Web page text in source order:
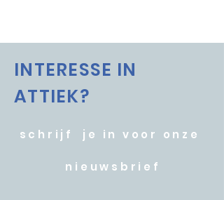
INTERESSE IN
ATTIEK?
schrijf je in voor onze
nieuwsbrief